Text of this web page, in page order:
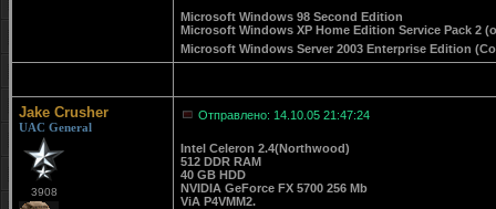
Microsoft Windows 98 Second Edition
Microsoft Windows XP Home Edition Service Pack 2
Microsoft Windows Server 2003 Enterprise Edition
Jake Crusher
UAC General
3908
Отправлено: 14.10.05 21:47:24
Intel Celeron 2.4(Northwood)
512 DDR RAM
40 GB HDD
NVIDIA GeForce FX 5700 256 Mb
ViA P4VMM2.